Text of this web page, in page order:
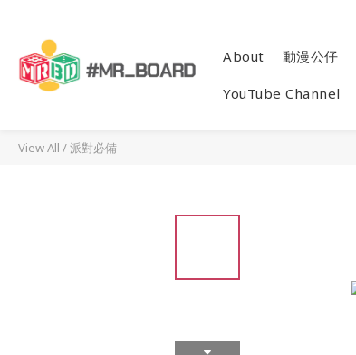
About 動漫公仔
YouTube Channel
View All /派對必備